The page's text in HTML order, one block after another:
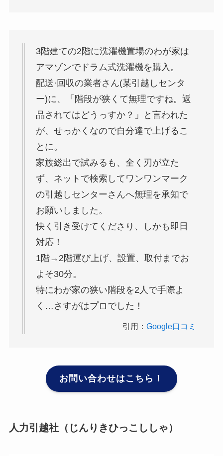
3階建ての2階に洗濯機置場のわが家は
アマゾンでドラム式洗濯機を購入。
配送·回収の業者さん(某引越しセンタ
ー)に、「階段が狭くて無理ですね。返
品されてはどうっすか？」と言われた
が、せっかくなので自分達で上げるこ
とに。
家族総出で試みるも、全く刃が立た
ず、ネットで検索してワンワンマーク
の引越しセンターさんへ無理を承知で
お願いしました。
快く引き受けてくださり、しかも即日
対応！
1階→2階運び上げ、設置、取付までお
よそ30分。
特にわが家の狭い階段を2人で手際よ
く…さすがはプロでした！
引用：Google口コミ
お問い合わせはこちら！
人力引越社（じんりきひっこししゃ）